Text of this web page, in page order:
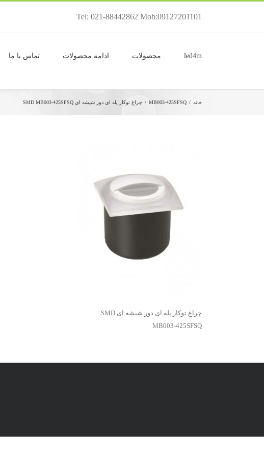
Tel: 021-88442862 Mob:09127201101
led4m محصولات ادامه محصولات تماس با ما
خانه /
MB003-425SFSQ
/ چراغ توکار پله ای دور شیشه ای SMD MB003-425SFSQ
چراغ توکار پله ای دور شیشه ای SMD
MB003-425SFSQ